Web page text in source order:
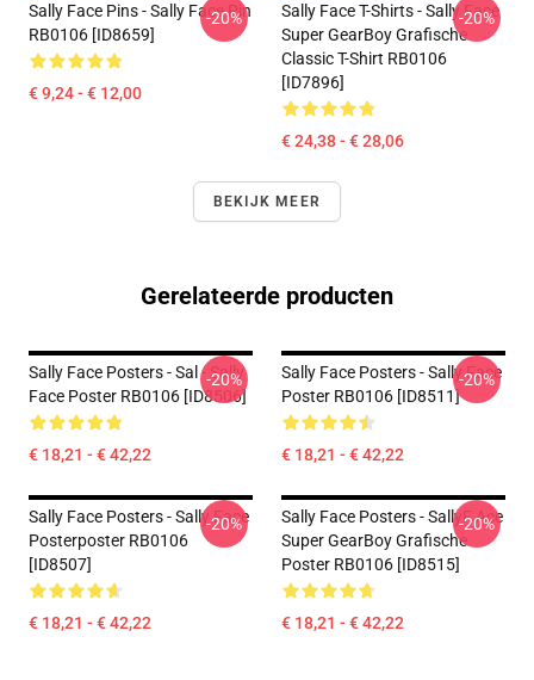
Sally Face Pins - Sally Face Pin
RB0106 [ID8659]
€ 9,24 - € 12,00
-20%
Sally Face T-Shirts - Sally Face
Super GearBoy Grafische
Classic T-Shirt RB0106
[ID7896]
€ 24,38 - € 28,06
-20%
BEKIJK MEER
Gerelateerde producten
Sally Face Posters - Sal - Sally
Face Poster RB0106 [ID8506]
€ 18,21 - € 42,22
-20%
Sally Face Posters - Sally Face
Poster RB0106 [ID8511]
€ 18,21 - € 42,22
-20%
Sally Face Posters - Sally Face
Posterposter RB0106
[ID8507]
€ 18,21 - € 42,22
-20%
Sally Face Posters - SallyF Ace
Super GearBoy Grafische
Poster RB0106 [ID8515]
€ 18,21 - € 42,22
-20%